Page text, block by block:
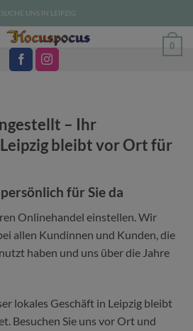
UNS IN LEIPZIG
0
– Ihr
bleibt vor Ort für
für Sie da
Onlinehandel einstellen. Wir
allen Kundinnen und Kunden, die
haben und uns über die Jahre
lokales Geschäft in Leipzig bleibt
Besuchen Sie uns vor Ort und